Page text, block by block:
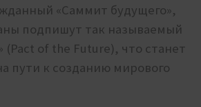
«Саммит будущего»,
подпишут так называемый
(Pact of the Future), что станет
пути к созданию мирового